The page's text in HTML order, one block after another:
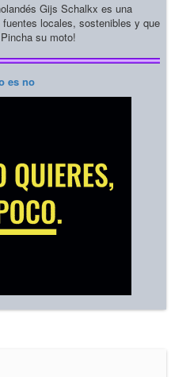
Gijs Schalkx es una
locales, sostenibles y que
su moto!
es no